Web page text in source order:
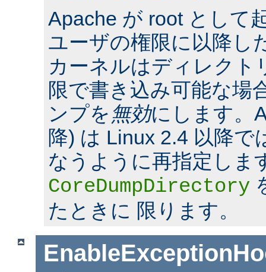
Apache が root として
ユーザの権限に以降し
カーネルはディレクト
限で書き込み可能な場
ンプを無効にします。
降) は Linux 2.4 以降で
なうように再指定しま
CoreDumpDirectory
たときに 限ります。